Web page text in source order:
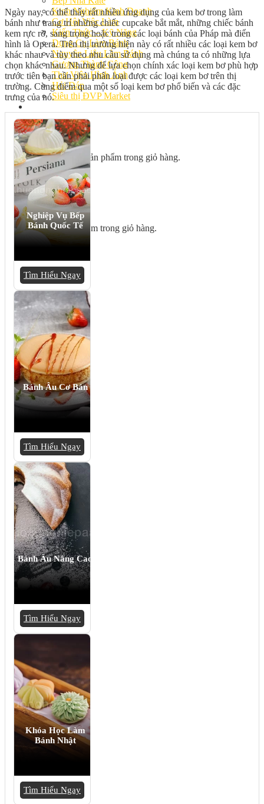
Kinh Nghiệm Kinh Doanh
Cơ Hội Việc Làm
Kiến Thức – Kỹ Năng
Dụng Cụ Làm Bánh
Nguyên Liệu Làm Bánh
Gương Thành Công
Thư Viện Hình Ảnh
Hỏi Đáp
Siêu thị ĐVP Market
Chưa có sản phẩm trong giỏ hàng.
Giỏ hàng
Chưa có sản phẩm trong giỏ hàng.
Ngày nay, có thể thấy rất nhiều ứng dụng của kem bơ trong làm
bánh như trang trí những chiếc cupcake bắt mắt, những chiếc bánh
kem rực rỡ, sang trọng hoặc trong các loại bánh của Pháp mà điển
hình là Opera. Trên thị trường hiện này có rất nhiều các loại kem bơ
khác nhau và tùy theo nhu cầu sử dụng mà chúng ta có những lựa
chọn khác nhau. Nhưng để lựa chọn chính xác loại kem bơ phù hợp
trước tiên bạn cần phải phân loại được các loại kem bơ trên thị
trường. Cùng điểm qua một số loại kem bơ phổ biến và các đặc
trưng của nó.
Nghiệp Vụ Bếp
Bánh Quốc Tế
Tìm Hiểu Ngay
Bánh Âu Cơ Bản
Tìm Hiểu Ngay
Bánh Âu Nâng Cao
Tìm Hiểu Ngay
Khóa Học Làm
Bánh Nhật
Tìm Hiểu Ngay